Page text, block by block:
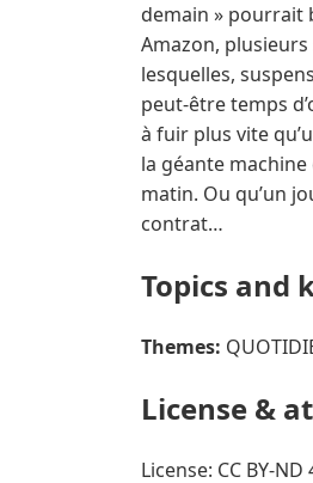
demain » pourrait
Amazon,
lesquelles,
peut-être temps
à fuir plus vite
la géante
matin. Ou qu’un
contrat…
Topics and
Themes:
License &
License: CC BY-ND